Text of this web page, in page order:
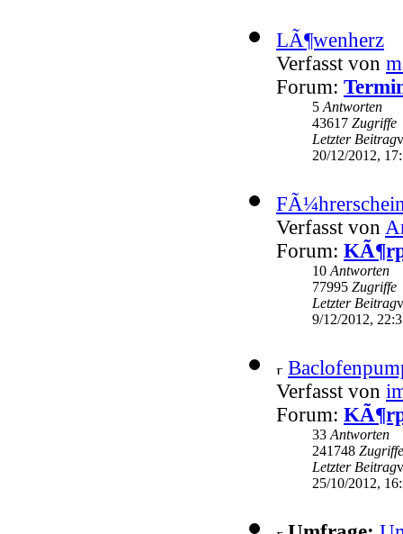
LÃ¶wenherz
Verfasst von
Forum:
5 Antworten
43617 Zugriffe
Letzter Beitrag
20/12/2012,
Verfasst von
Forum:
10 Antworten
77995 Zugriffe
Letzter Beitrag
9/12/2012,
Verfasst von
Forum:
33 Antworten
241748 Zugriffe
Letzter Beitrag
25/10/2012,